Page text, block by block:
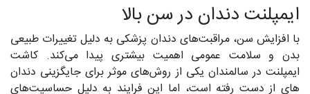
ایمپلنت دندان در سن بالا
با افزایش سن، مراقبت‌های دندان پزشکی به دلیل تغییرات طبیعی
بدن و سلامت عمومی اهمیت بیشتری پیدا می‌کند. کاشت
ایمپلنت در سالمندان یکی از روش‌های موثر برای جایگزینی دندان
های از دست رفته است، اما این فرایند به دلیل حساسیت‌های